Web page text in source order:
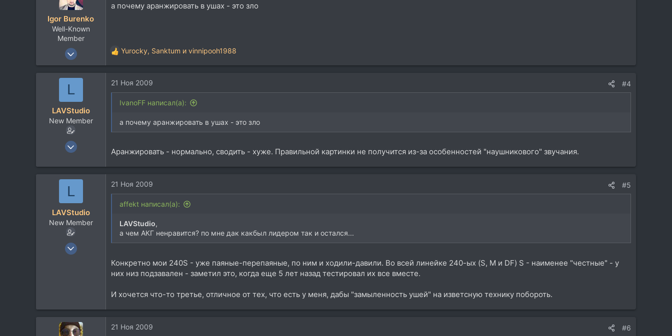
и
Igor Burenko
Well-Known
Member
26 Июн 2005
Odessa
а почему аранжировать в ушах - это зло
Р
е
к
ц
Yurocky, Sanktum и vinnipooh1988
L
LAVStudio
New Member
17 Июл 2004
5
21 Ноя 2009 #4
IvanoFF написал(а):
а почему аранжировать в ушах - это зло
Аранжировать - нормально, сводить - хуже. Правильной картинки не получится из-за особенностей "наушникового" звучания.
L
LAVStudio
New Member
17 Июл 2004
21 Ноя 2009 #5
affekt написал(а):
LAVStudio,
а чем АКГ ненравится? по мне дак какбыл лидером так и остался...
Конкретно мои 240S - уже паяные-перепаяные, по ним и ходили-давили. Во всей линейке 240-ых (S, M и DF) S - наименее "честные" - у
них низ подзавален - заметил это, когда еще 5 лет назад тестировал их все вместе.
И хочется что-то третье, отличное от тех, что есть у меня, дабы "замыленность ушей" на изветсную технику побороть.
21 Ноя 2009 #6